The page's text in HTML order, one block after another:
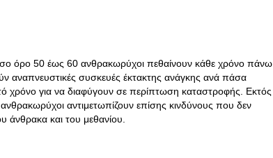
όρο 50 έως 60 ανθρακωρύχοι πεθαίνουν κάθε χρόνο πάνω
αναπνευστικές συσκευές έκτακτης ανάγκης ανά πάσα
χρόνο για να διαφύγουν σε περίπτωση καταστροφής. Εκτός
ανθρακωρύχοι αντιμετωπίζουν επίσης κινδύνους που δεν
άνθρακα και του μεθανίου.